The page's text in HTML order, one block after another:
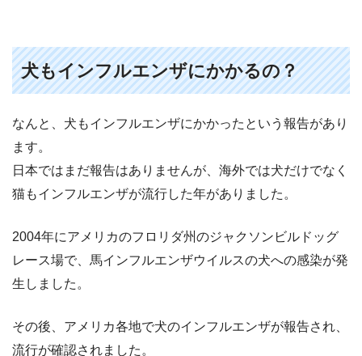
犬もインフルエンザにかかるの？
なんと、犬もインフルエンザにかかったという報告があり
ます。
日本ではまだ報告はありませんが、海外では犬だけでなく
猫もインフルエンザが流行した年がありました。
2004年にアメリカのフロリダ州のジャクソンビルドッグ
レース場で、馬インフルエンザウイルスの犬への感染が発
生しました。
その後、アメリカ各地で犬のインフルエンザが報告され、
流行が確認されました。